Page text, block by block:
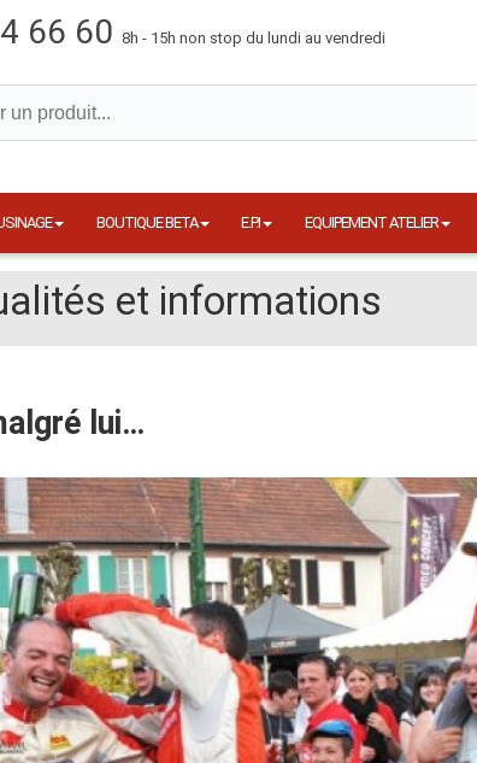
66 60 8h - 15h non stop du lundi au vendredi
BOUTIQUE BETA E.P.I EQUIPEMENT ATELIER
et informations
lui…